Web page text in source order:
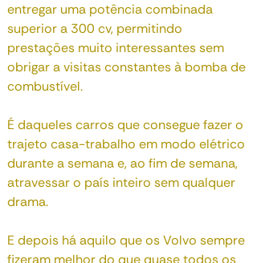
entregar uma potência combinada
superior a 300 cv, permitindo
prestações muito interessantes sem
obrigar a visitas constantes à bomba de
combustível.
É daqueles carros que consegue fazer o
trajeto casa-trabalho em modo elétrico
durante a semana e, ao fim de semana,
atravessar o país inteiro sem qualquer
drama.
E depois há aquilo que os Volvo sempre
fizeram melhor do que quase todos os